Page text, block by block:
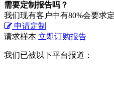
需要定制报告吗？
我们现有客户中有80%会要求定
申请定制
请求样本 立即订购报告
我们已被以下平台报道：